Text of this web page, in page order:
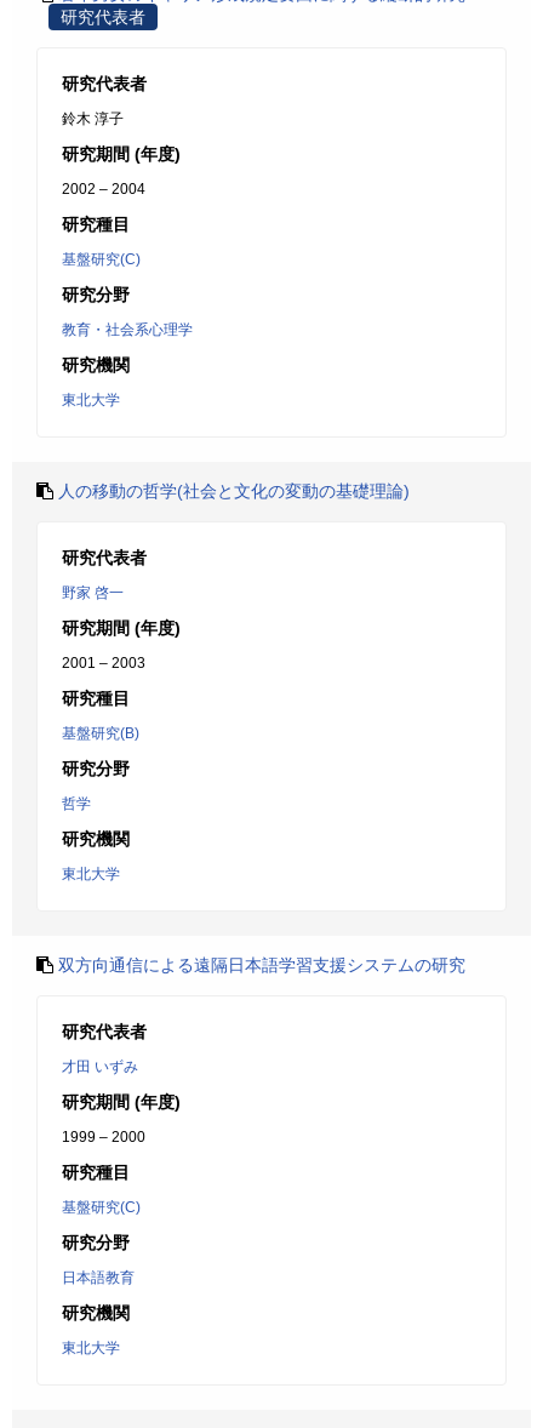
研究代表者
研究代表者
鈴木 淳子
研究期間 (年度)
2002 – 2004
研究種目
基盤研究(C)
研究分野
教育・社会系心理学
研究機関
東北大学
人の移動の哲学(社会と文化の変動の基礎理論)
研究代表者
野家 啓一
研究期間 (年度)
2001 – 2003
研究種目
基盤研究(B)
研究分野
哲学
研究機関
東北大学
双方向通信による遠隔日本語学習支援システムの研究
研究代表者
才田 いずみ
研究期間 (年度)
1999 – 2000
研究種目
基盤研究(C)
研究分野
日本語教育
研究機関
東北大学